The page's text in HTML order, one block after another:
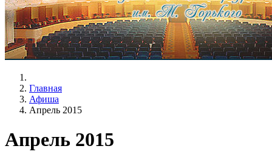
Главная
Афиша
Апрель 2015
Апрель 2015